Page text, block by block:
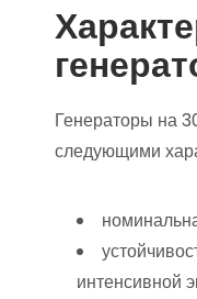
Генераторы на
следующими
интенсивной